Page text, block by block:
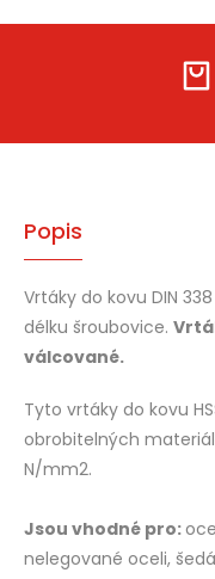
cena:
Popis
Vrtáky do kovu DIN
délku šroubovice.
válcované.
Tyto vrtáky do kovu
obrobitelných
N/mm2.
Jsou vhodné pro:
nelegované oceli,